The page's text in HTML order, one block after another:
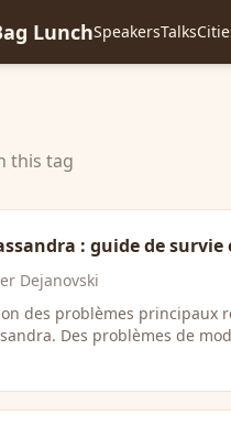
LunchSpeakersTalks
this tag
: guide de
Dejanovski
des problèmes principaux
Des problèmes de